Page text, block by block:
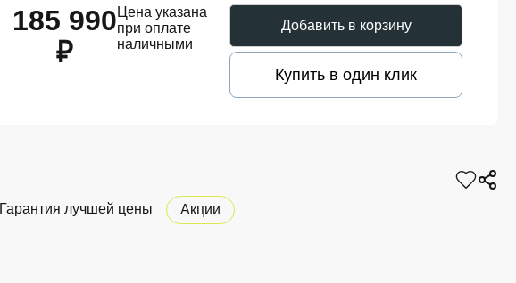
185 990
₽
Цена указана
при оплате
наличными
Добавить в корзину
Купить в один клик
Гарантия лучшей цены Акции